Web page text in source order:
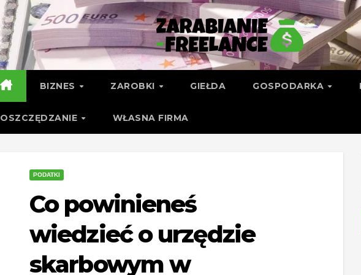
BIZNES ZAROBKI GIEŁDA GOSPODARKA
OSZCZĘDZANIE WŁASNA FIRMA
PODATKI
Co powinieneś
wiedzieć o urzędzie
skarbowym w